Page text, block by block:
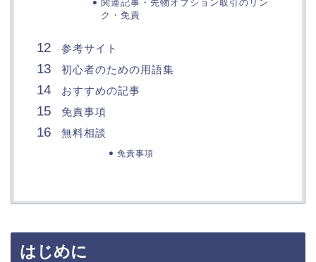
関連記事・先物オプション取引のリン
ク・免責
参考サイト
初心者のための用語集
おすすめの記事
免責事項
無料相談
免責事項
はじめに